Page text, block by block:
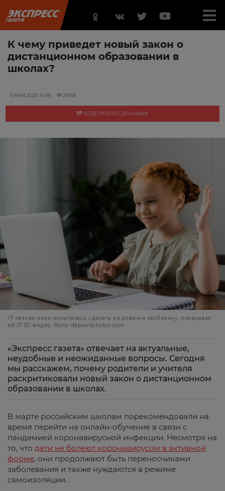
К чему приведет новый закон о
дистанционном образовании в
школах?
6 МАЯ 2020, 14:38 27608
ПОДЕЛИТЬСЯ С ДРУЗЬЯМИ
17-летняя няня попыталась сделать из девочки лесбиянку, показывая
ей ЛГБТ-видео. Фото: depositphotos.com
«Экспресс газета» отвечает на актуальные,
неудобные и неожиданные вопросы. Сегодня
мы расскажем, почему родители и учителя
раскритиковали новый закон о дистанционном
образовании в школах.
В марте российским школам порекомендовали на
время перейти на онлайн-обучение в связи с
пандемией коронавирусной инфекции. Несмотря на
то, что дети не болеют коронавирусом в активной
форме, они продолжают быть переносчиками
заболевания и также нуждаются в режиме
самоизоляции.